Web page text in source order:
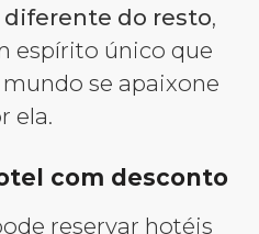
do resto,
espírito único que
se apaixone
ela.
com desconto
reservar hotéis